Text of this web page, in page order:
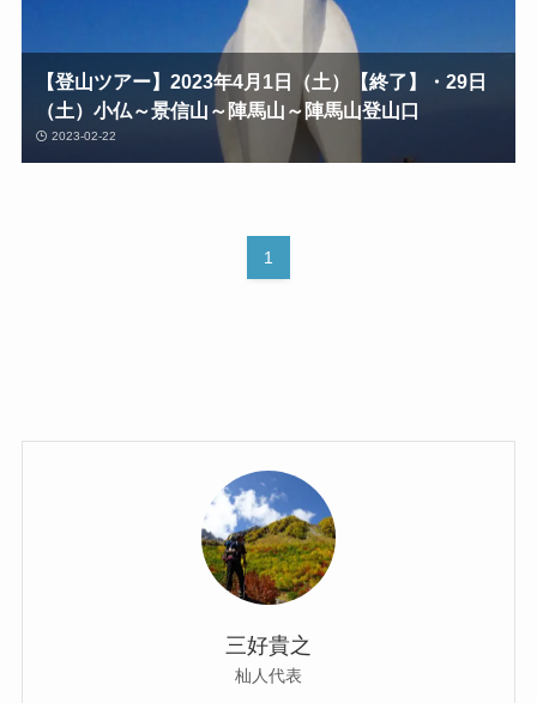
【登山ツアー】2023年4月1日（土）【終了】・29日
（土）小仏～景信山～陣馬山～陣馬山登山口
2023-02-22
1
三好貴之
杣人代表